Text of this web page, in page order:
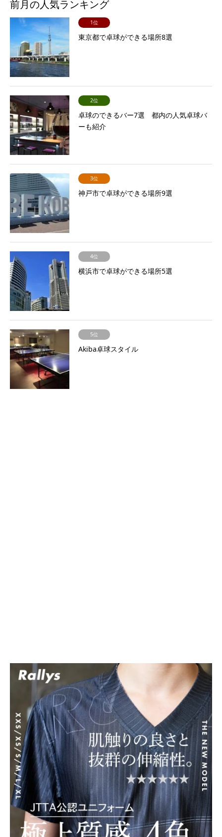
前月の人気ランキング
1位
東京都で卓球ができる場所8選
2位
卓球のできるバー7選 都内の人気卓球バ
ーも紹介
3位
神戸市で卓球ができる場所9選
4位
横浜市で卓球ができる場所5選
5位
Akiba卓球スタイル